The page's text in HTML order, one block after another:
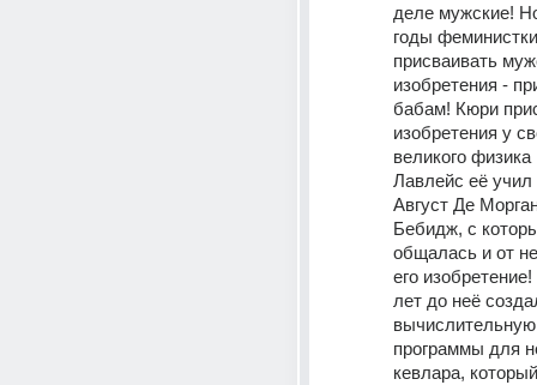
деле мужские!
годы
присваивать
изобретения -
бабам! Кюри
изобретения у
великого
Лавлейс её учил
Август Де
Бебидж, с
общалась и от
его
лет до неё
программы для
кевлара,